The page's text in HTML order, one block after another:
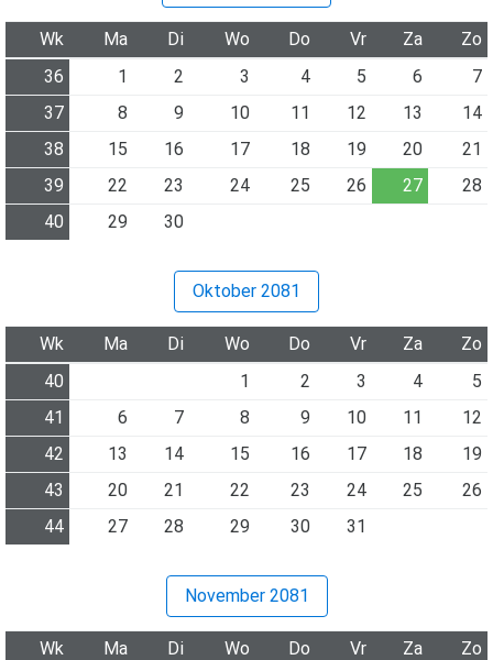
Wk Ma Di Wo Do Vr Za
Zo
36
1 2 3 4 5 6
7
37
8 9 10 11 12 13
14
38
15 16 17 18 19 20
21
39
22 23 24 25 26 27
28
40
29 30
Oktober 2081
Wk Ma Di Wo Do Vr Za
Zo
40
1 2 3 4
5
41
6 7 8 9 10 11
12
42
13 14 15 16 17 18
19
43
20 21 22 23 24 25
26
44
27 28 29 30 31
November 2081
Wk Ma Di Wo Do Vr Za
Zo